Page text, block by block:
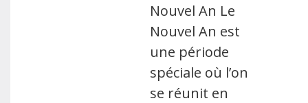
Nouvel An Le
Nouvel An est
une période
spéciale où l’on
se réunit en